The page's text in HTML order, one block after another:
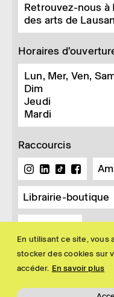
En utilisant ce site, vous
stocker des cookies sur
accéder. En savoir plus
Retrouvez-nous à
des arts de
Horaires
Lun, Mer, Ven,
Dim
Jeudi
Mardi
Raccourcis
Librairie-boutique
Newsletter